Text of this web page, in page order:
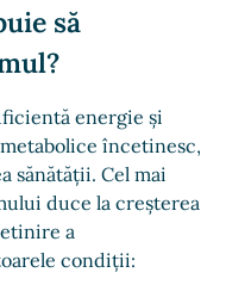
să
energie și
încetinesc,
sănătății. Cel mai
duce la creșterea
a
condiții: